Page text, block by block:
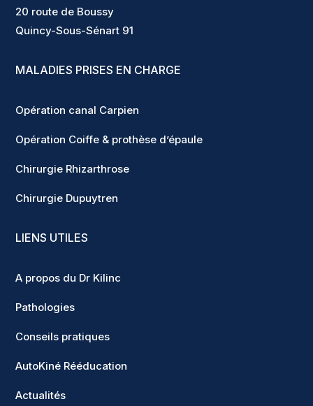
20 route de Boussy
Quincy-Sous-Sénart 91
MALADIES PRISES EN CHARGE
Opération canal Carpien
Opération Coiffe & prothèse d’épaule
Chirurgie Rhizarthrose
Chirurgie Dupuytren
LIENS UTILES
A propos du Dr Kilinc
Pathologies
Conseils pratiques
AutoKiné Rééducation
Actualités